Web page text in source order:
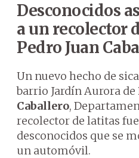
Desconocidos
a un recolector
Pedro Juan
Un nuevo hecho de
barrio Jardín Aurora de
Caballero,
recolector de latitas
desconocidos que se
un automóvil.